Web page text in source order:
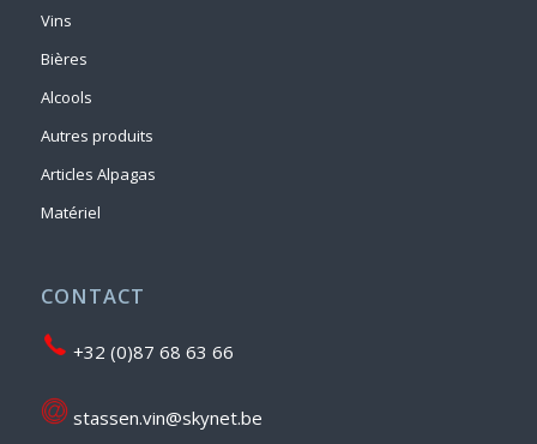
Vins
Bières
Alcools
Autres produits
Articles Alpagas
Matériel
CONTACT
+32 (0)87 68 63 66
stassen.vin@skynet.be